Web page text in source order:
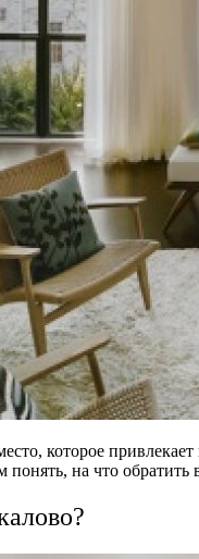
которое
понять, на что